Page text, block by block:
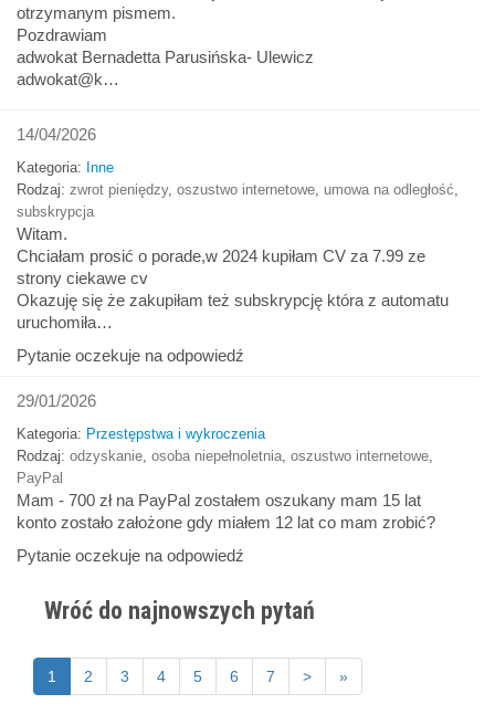
otrzymanym pismem.
Pozdrawiam
adwokat Bernadetta Parusińska- Ulewicz
adwokat@k…
14/04/2026
Kategoria: Inne
Rodzaj: zwrot pieniędzy, oszustwo internetowe umowa na odległość
subskrypcja
Witam.
Chciałam prosić o porade,w 2024 kupiłam CV za 7.99 ze
strony ciekawe cv
Okazuję się że zakupiłam też subskrypcję która z automatu
uruchomiła…
Pytanie oczekuje na odpowiedź
29/01/2026
Kategoria: Przestępstwa i wykroczenia
Rodzaj: odzyskanie osoba niepełnoletnia oszustwo internetowe
PayPal
Mam - 700 zł na PayPal zostałem oszukany mam 15 lat
konto zostało założone gdy miałem 12 lat co mam zrobić?
Pytanie oczekuje na odpowiedź
Wróć do najnowszych pytań
1 2 3 4 5 6 7 > »